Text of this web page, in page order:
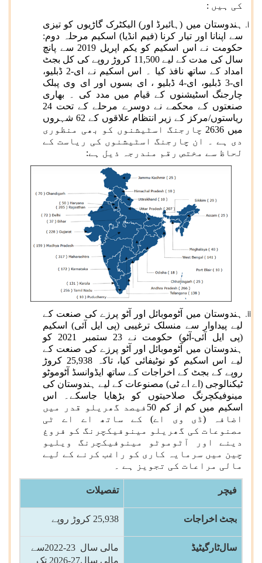
کی ہیں :
ہندوستان میں (ہائبرڈ اور) الیکٹرک گاڑیوں کو تیزی
سے اپنانا اور تیار کرنا (فیم انڈیا) اسکیم مرحلہ دوم:
حکومت نے اس اسکیم کو یکم اپریل 2019 سے پانچ
سال کی مدت کے لیے 11,500 کروڑ روپے کی کل بجٹ
امداد کے ساتھ نافذ کیا ۔ اس اسکیم نے ای-2 ڈبلیو،
ای-3 ڈبلیو، ای-4 ڈبلیو ، ای بسوں اور ای وی پبلک
چارجنگ اسٹیشنوں کے قیام میں مدد کی ۔ بھاری
صنعتوں کے محکمے نے دوسرے مرحلے کے تحت 24
ریاستوں/مرکز کے زیر انتظام علاقوں کے 62 شہروں
میں 2636 چارجنگ اسٹیشنوں کو بھی منظوری
دی ہے ۔ ان چارجنگ اسٹیشنوں کی ریاست کے
لحاظ سے مختص رقم مندرجہ ذیل ہے:
ہندوستان میں آٹوموبائل اور آٹو پرزے کی صنعت کے
لیے پیداوار سے منسلک ترغیبی (پی ایل آئی) اسکیم
(پی ایل آئی-آٹو) حکومت نے 23 ستمبر 2021 کو
ہندوستان میں آٹوموبائل اور آٹو پرزے کی صنعت کے
لیے اس اسکیم کو نوٹیفائی کیا، تاکہ 25,938 کروڑ
روپے کے بجٹ کے اخراجات کے ساتھ ایڈوانسڈ آٹوموٹو
ٹیکنالوجی (اے اے ٹی) مصنوعات کے لیے ہندوستان کی
مینوفیکچرنگ صلاحیتوں کو بڑھایا جاسکے۔ اس
اسکیم میں کم از کم 50فیصد گھریلو قدر میں
اضافہ (ڈی وی اے) کے ساتھ اے اے ٹی
مصنوعات کی گھریلو مینوفیکچرنگ کو فروغ
دینے اور آٹوموٹو مینوفیکچرنگ ویلیو
چین میں سرمایہ کاری کو راغب کرنے کے لیے
مالی مراعات کی تجویز ہے ۔
فیچر تفصیلات
بجٹ اخراجات کروڑ روپے 25,938
ٹارگیٹیڈسال مالی سال 2022-23سے
مالی سال2026-27 تک